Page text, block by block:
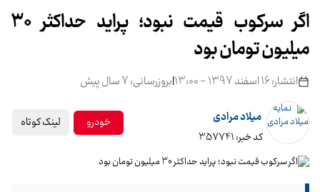
اگر سرکوب قیمت نبود؛ پراید حداکثر 30
میلیون تومان بود
انتشار: 16 اسفند 1397 - 13:00 |بروزرسانی: 7 سال پیش
میلاد مرادی
کد خبر: 357741
خودرو لینک کوتاه